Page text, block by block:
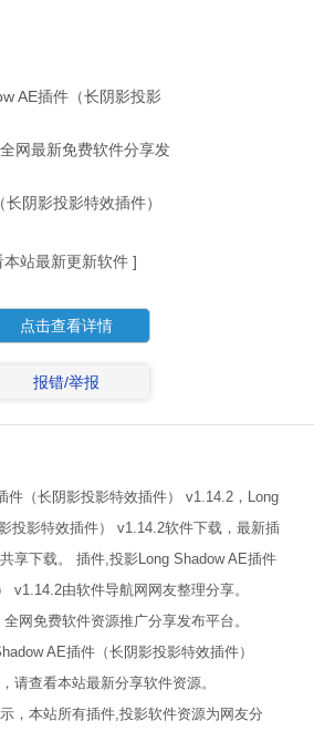
AE插件（长阴影投影
网最新免费软件分享发
阴影投影特效插件）
站最新更新软件 ]
点击查看详情
报错/举报
件（长阴影投影特效插件） v1.14.2，Long
投影特效插件） v1.14.2软件下载，最新插
享下载。 插件,投影Long Shadow AE插件
v1.14.2由软件导航网网友整理分享。
网免费软件资源推广分享发布平台。
AE插件（长阴影投影特效插件）
请查看本站最新分享软件资源。
，本站所有插件,投影软件资源为网友分